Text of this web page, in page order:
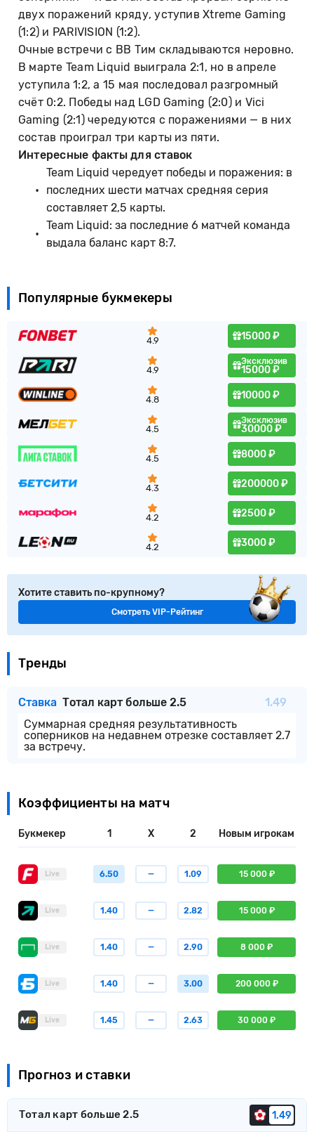
двух поражений кряду, уступив Xtreme Gaming
(1:2) и PARIVISION (1:2).
Очные встречи с BB Тим складываются неровно.
В марте Team Liquid выиграла 2:1, но в апреле
уступила 1:2, а 15 мая последовал разгромный
счёт 0:2. Победы над LGD Gaming (2:0) и Vici
Gaming (2:1) чередуются с поражениями — в них
состав проиграл три карты из пяти.
Интересные факты для ставок
Team Liquid чередует победы и поражения: в
последних шести матчах средняя серия
составляет 2,5 карты.
Team Liquid: за последние 6 матчей команда
выдала баланс карт 8:7.
Популярные букмекеры
4.9 15000 ₽
4.9
Эксклюзив
15000 ₽
4.8 10000 ₽
4.5
Эксклюзив
30000 ₽
4.5 8000 ₽
4.3 200000 ₽
4.2 2500 ₽
4.2 3000 ₽
Хотите ставить по-крупному?
Смотреть VIP-Рейтинг
Тренды
Ставка Тотал карт больше 2.5
1.49
Суммарная средняя результативность
соперников на недавнем отрезке составляет 2.7
за встречу.
Коэффициенты на матч
Букмекер 1 X 2 Новым игрокам
Live 6.50 — 1.09 15 000 ₽
Live 1.40 — 2.82 15 000 ₽
Live 1.40 — 2.90 8 000 ₽
Live 1.40 — 3.00 200 000 ₽
Live 1.45 — 2.63 30 000 ₽
Прогноз и ставки
Тотал карт больше 2.5 1.49